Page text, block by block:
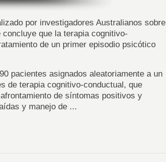
por investigadores Australianos sobre
que la terapia cognitivo-
de un primer episodio psicótico
pacientes asignados aleatoriamente a un
de terapia cognitivo-conductual, que
de síntomas positivos y
y manejo de ...